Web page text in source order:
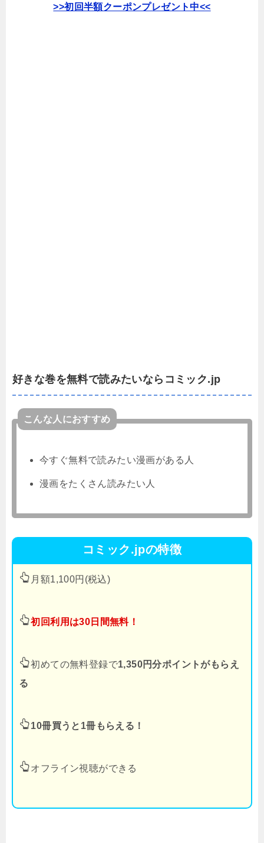
>>初回半額クーポンプレゼント中<<
好きな巻を無料で読みたいならコミック.jp
こんな人におすすめ
今すぐ無料で読みたい漫画がある人
漫画をたくさん読みたい人
コミック.jpの特徴
月額1,100円(税込)
初回利用は30日間無料！
初めての無料登録で1,350円分ポイントがもらえ
る
10冊買うと1冊もらえる！
オフライン視聴ができる